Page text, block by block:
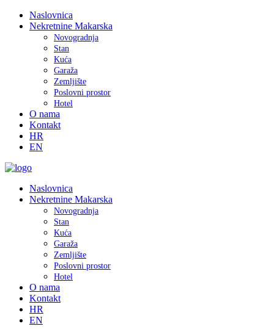
Naslovnica
Nekretnine Makarska
Novogradnja
Stan
Kuća
Garaža
Zemljište
Poslovni prostor
Hotel
O nama
Kontakt
HR
EN
Naslovnica
Nekretnine Makarska
Novogradnja
Stan
Kuća
Garaža
Zemljište
Poslovni prostor
Hotel
O nama
Kontakt
HR
EN